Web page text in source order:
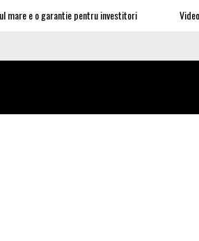
e o garantie pentru investitori Video